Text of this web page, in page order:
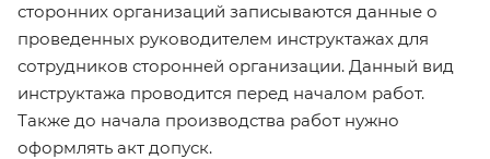
сторонних организаций записываются данные о
проведенных руководителем инструктажах для
сотрудников сторонней организации. Данный вид
инструктажа проводится перед началом работ.
Также до начала производства работ нужно
оформлять акт допуск.